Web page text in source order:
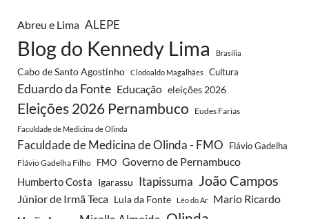
Abreu e Lima ALEPE
Blog do Kennedy Lima Brasília
Cabo de Santo Agostinho Clodoaldo Magalhães Cultura
Eduardo da Fonte Educação eleições 2026
Eleições 2026 Pernambuco Eudes Farias
Faculdade de Medicina de Olinda
Faculdade de Medicina de Olinda - FMO Flávio Gadelha
Flávio Gadelha Filho FMO Governo de Pernambuco
Humberto Costa Igarassu Itapissuma João Campos
Júnior de Irmã Teca Lula da Fonte Léo do Ar Mario Ricardo